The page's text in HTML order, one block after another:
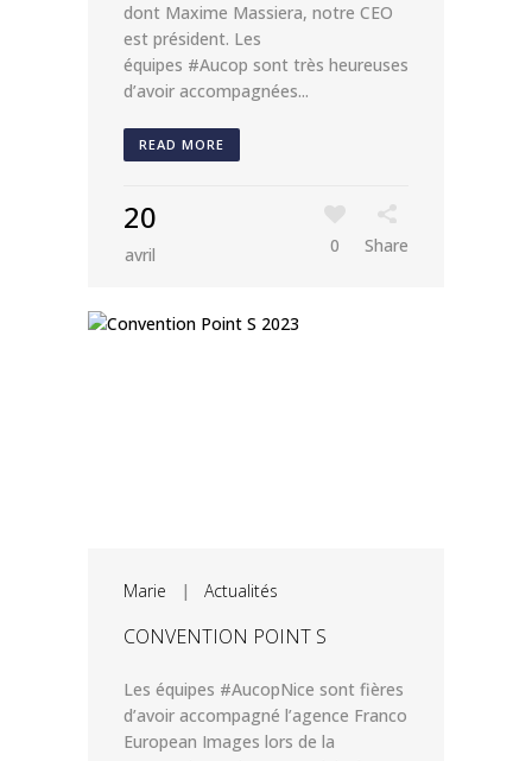
dont Maxime Massiera, notre CEO
est président. Les
équipes #Aucop sont très heureuses
d’avoir accompagnées...
READ MORE
20
avril 0 Share
Marie | Actualités
CONVENTION POINT S
Les équipes #AucopNice sont fières
d’avoir accompagné l’agence Franco
European Images lors de la